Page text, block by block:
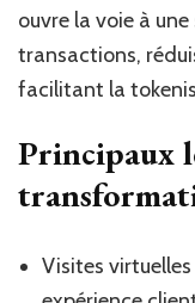
ouvre la voie à
transactions,
facilitant la
Principaux
Visites